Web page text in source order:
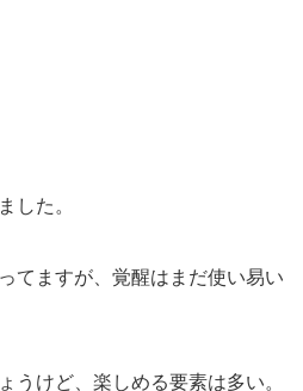
した。
てますが、覚醒はまだ使い易い
うけど、楽しめる要素は多い。